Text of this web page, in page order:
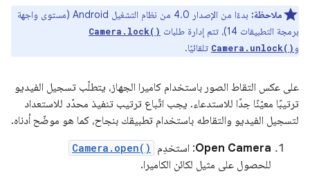
ملاحظة:
بدءًا من الإصدار 4.0 من نظام التشغيل Android (مستوى واجهة
برمجة التطبيقات 14)، تتم إدارة طلبات
Camera.lock()
و Camera.unlock() تلقائيًا.
على عكس التقاط الصور باستخدام كاميرا الجهاز، يتطلّب تسجيل الفيديو
ترتيبًا معيّنًا جدًا للاستدعاء. يجب اتّباع ترتيب تنفيذ محدّد للاستعداد
لتسجيل الفيديو والتقاطه باستخدام تطبيقك بنجاح، كما هو موضّح أدناه.
Open Camera: استخدِم Camera.open()
للحصول على مثيل لكائن الكاميرا.